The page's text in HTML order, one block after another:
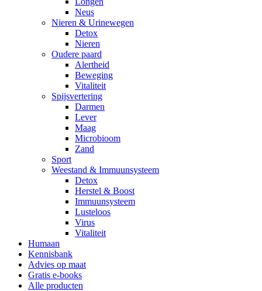
Neus
Nieren & Urinewegen
Detox
Nieren
Oudere paard
Alertheid
Beweging
Vitaliteit
Spijsvertering
Darmen
Lever
Maag
Microbioom
Zand
Sport
Weestand & Immuunsysteem
Detox
Herstel & Boost
Immuunsysteem
Lusteloos
Virus
Vitaliteit
Humaan
Kennisbank
Advies op maat
Gratis e-books
Alle producten